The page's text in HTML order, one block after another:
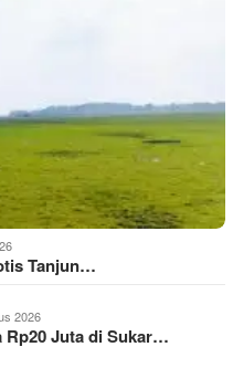
Tanjun…
2026
Rp20 Juta di Sukar…